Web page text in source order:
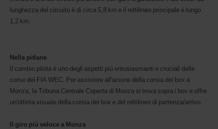
lunghezza del circuito è di circa 5,8 km e il rettilineo principale è lungo
1,2 km.
Nella pitlane
Il cambio pilota è uno degli aspetti più entusiasmanti e cruciali delle
corse del FIA WEC. Per assistere all'azione della corsia dei box a
Monza, la Tribuna Centrale Coperta di Monza si trova sopra i box e offre
un'ottima visuale della corsia dei box e del rettilineo di partenza/arrivo.
Il giro più veloce a Monza